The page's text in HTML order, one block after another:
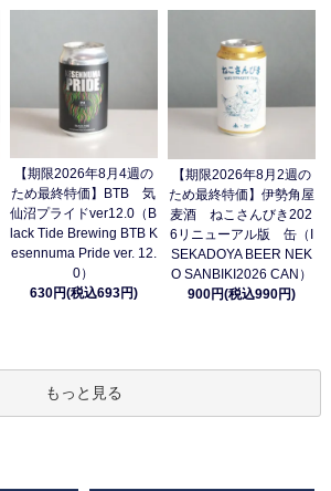
【期限2026年8月4週の
ため最終特価】BTB 気
仙沼プライドver12.0（B
lack Tide Brewing BTB K
esennuma Pride ver. 12.
0）
630円(税込693円)
【期限2026年8月2週の
ため最終特価】伊勢角屋
麦酒 ねこさんびき202
6リニューアル版 缶（I
SEKADOYA BEER NEK
O SANBIKI2026 CAN）
900円(税込990円)
もっと見る